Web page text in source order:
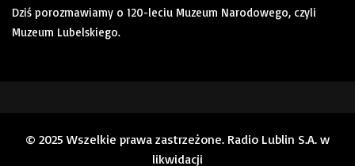
Dziś porozmawiamy o 120-leciu Muzeum Narodowego, czyli
Muzeum Lubelskiego.
© 2025 Wszelkie prawa zastrzeżone. Radio Lublin S.A. w
likwidacji